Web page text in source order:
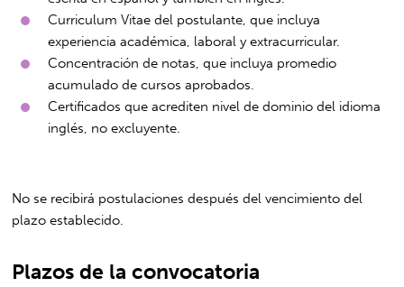
Curriculum Vitae del postulante, que incluya
experiencia académica, laboral y extracurricular.
Concentración de notas, que incluya promedio
acumulado de cursos aprobados.
Certificados que acrediten nivel de dominio del idioma
inglés, no excluyente.
No se recibirá postulaciones después del vencimiento del
plazo establecido.
Plazos de la convocatoria